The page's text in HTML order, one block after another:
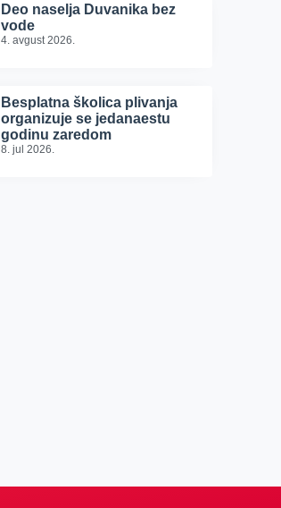
Deo naselja Duvanika bez
vode
4. avgust 2026.
Besplatna školica plivanja
organizuje se jedanaestu
godinu zaredom
8. jul 2026.